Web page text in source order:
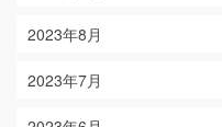
2023年8月
2023年7月